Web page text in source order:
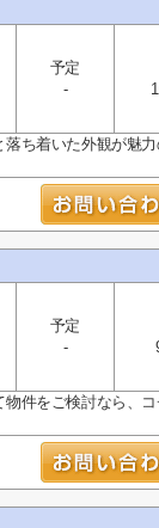
予定
-
ち着いた外観が魅力
予定
-
件をご検討なら、コ